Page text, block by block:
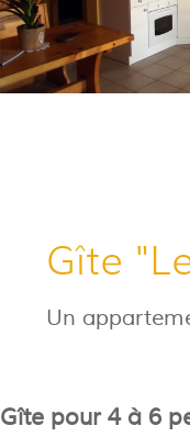
Gîte
Un
Gîte pour 4 à 6